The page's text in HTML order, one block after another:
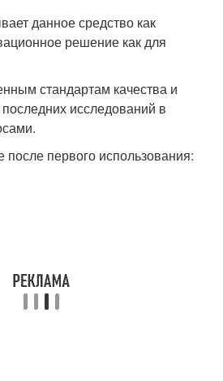
данное средство как
решение как для
стандартам качества и
исследований в
после первого использования: